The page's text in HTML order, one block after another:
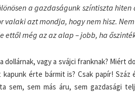
a gazdaságunk színtiszta
azt mondja, hogy nem hisz.
még az az alap – jobb, ha
vagy a svájci franknak? Miért
érte bármit is? Csak papír!
sem, sem más áru, sem gazdasági